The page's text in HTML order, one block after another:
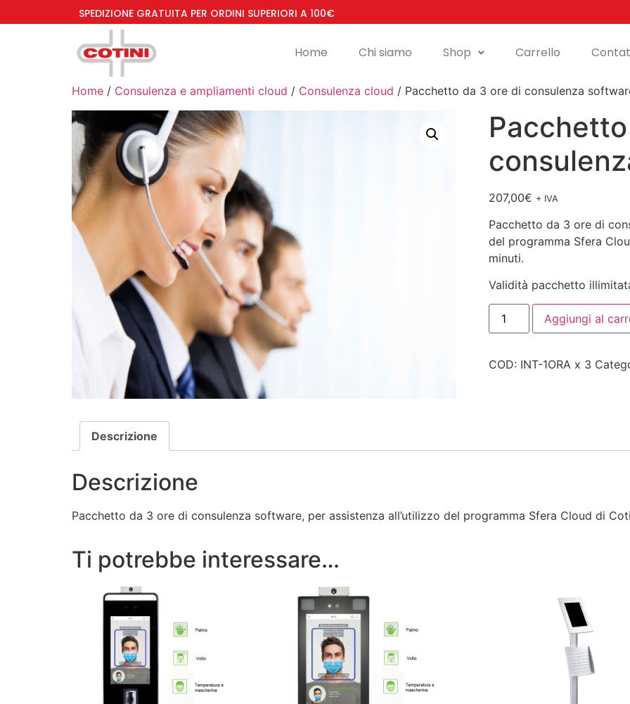
SPEDIZIONE GRATUITA PER ORDINI SUPERIORI A 100€
Home Chi siamo Shop Carrello
Home / Consulenza e ampliamenti cloud / Consulenza cloud / Pacchetto da 3 ore di consulenza
207,00€ + IVA
Pacchetto da 3 ore di
del programma Sfera
minuti.
Validità pacchetto
Aggiungi al
COD: INT-1ORA x 3
Descrizione
Descrizione
Pacchetto da 3 ore di consulenza software, per assistenza all’utilizzo del programma Sfera Cloud di
Ti potrebbe interessare…